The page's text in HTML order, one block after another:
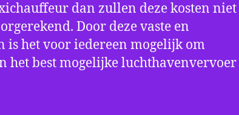
dan zullen deze kosten niet
Door deze vaste en
is het voor iedereen mogelijk om
het best mogelijke luchthavenvervoer